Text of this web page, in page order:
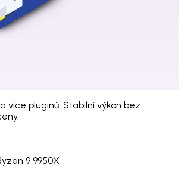
více pluginů. Stabilní výkon bez
9 9950X